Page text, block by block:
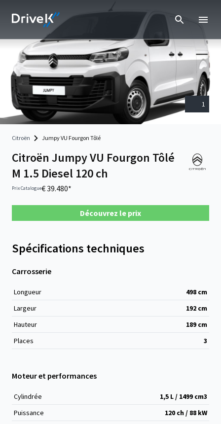
1
Citroën Jumpy VU Fourgon Tôlé
Citroën Jumpy VU Fourgon Tôlé
M 1.5 Diesel 120 ch
Prix Catalogue€ 39.480*
Découvrez le prix
Spécifications techniques
Carrosserie
Longueur 498 cm
Largeur
192 cm
Hauteur
189 cm
Places
3
Moteur et performances
Cylindrée 1,5 L / 1499 cm3
Puissance
120 ch / 88 kW